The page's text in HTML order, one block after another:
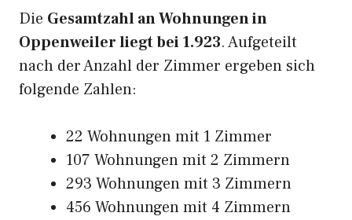
Die Gesamtzahl an Wohnungen in
Oppenweiler liegt bei 1.923. Aufgeteilt
nach der Anzahl der Zimmer ergeben sich
folgende Zahlen:
22 Wohnungen mit 1 Zimmer
107 Wohnungen mit 2 Zimmern
293 Wohnungen mit 3 Zimmern
456 Wohnungen mit 4 Zimmern